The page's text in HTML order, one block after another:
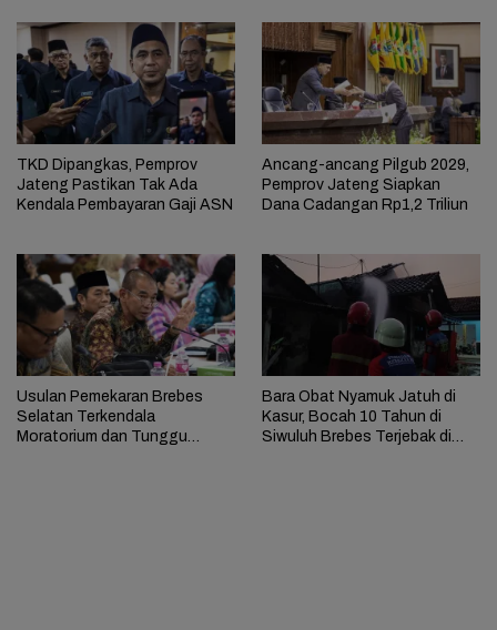
TKD Dipangkas, Pemprov
Jateng Pastikan Tak Ada
Kendala Pembayaran Gaji ASN
Ancang-ancang Pilgub 2029,
Pemprov Jateng Siapkan
Dana Cadangan Rp1,2 Triliun
Usulan Pemekaran Brebes
Selatan Terkendala
Moratorium dan Tunggu
Bara Obat Nyamuk Jatuh di
Kasur, Bocah 10 Tahun di
Siwuluh Brebes Terjebak di